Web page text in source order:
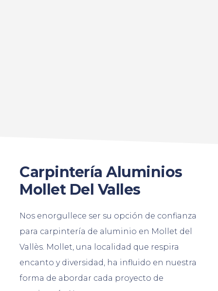
Carpintería Aluminios
Mollet Del Valles
Nos enorgullece ser su opción de confianza
para carpintería de aluminio en Mollet del
Vallès. Mollet, una localidad que respira
encanto y diversidad, ha influido en nuestra
forma de abordar cada proyecto de